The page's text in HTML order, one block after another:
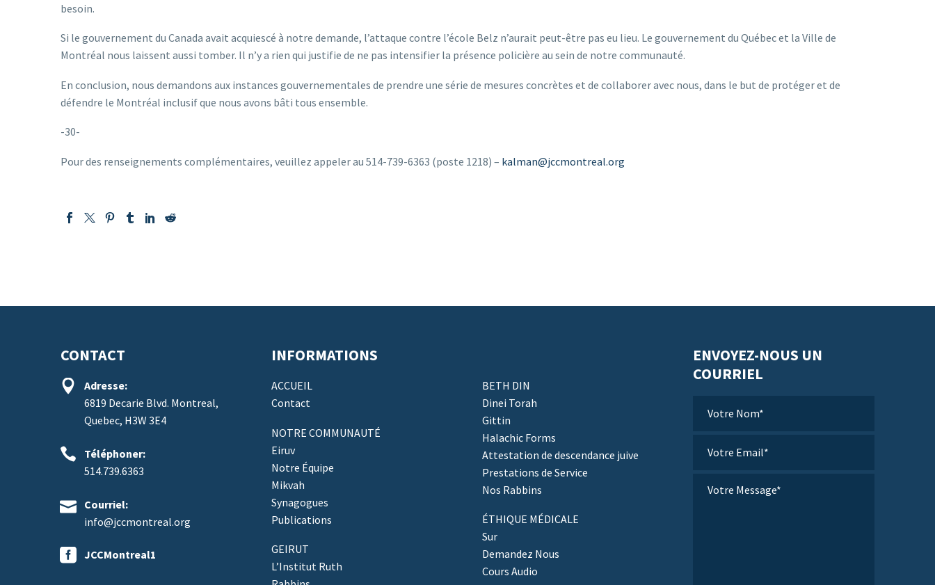
besoin.
Si le gouvernement du Canada avait acquiescé à notre demande, l’attaque contre l’école Belz n’aurait peut-être pas eu lieu. Le gouvernement du Québec et la Ville de
Montréal nous laissent aussi tomber. Il n’y a rien qui justifie de ne pas intensifier la présence policière au sein de notre communauté.
En conclusion, nous demandons aux instances gouvernementales de prendre une série de mesures concrètes et de collaborer avec nous, dans le but de protéger et de
défendre le Montréal inclusif que nous avons bâti tous ensemble.
-30-
Pour des renseignements complémentaires, veuillez appeler au 514-739-6363 (poste 1218) – kalman@jccmontreal.org
CONTACT


Adresse:
6819 Decarie Blvd. Montreal,
Quebec, H3W 3E4


Téléphoner:
514.739.6363


Courriel:
info@jccmontreal.org

 JCCMontreal1
INFORMATIONS
ACCUEIL
Contact
NOTRE COMMUNAUTÉ
Eiruv
Notre Équipe
Mikvah
Synagogues
Publications
GEIRUT
L’Institut Ruth
BETH DIN
Dinei Torah
Gittin
Halachic Forms
Attestation de descendance juive
Prestations de Service
Nos Rabbins
ÉTHIQUE MÉDICALE
Sur
Demandez Nous
Cours Audio
ENVOYEZ-NOUS UN
COURRIEL